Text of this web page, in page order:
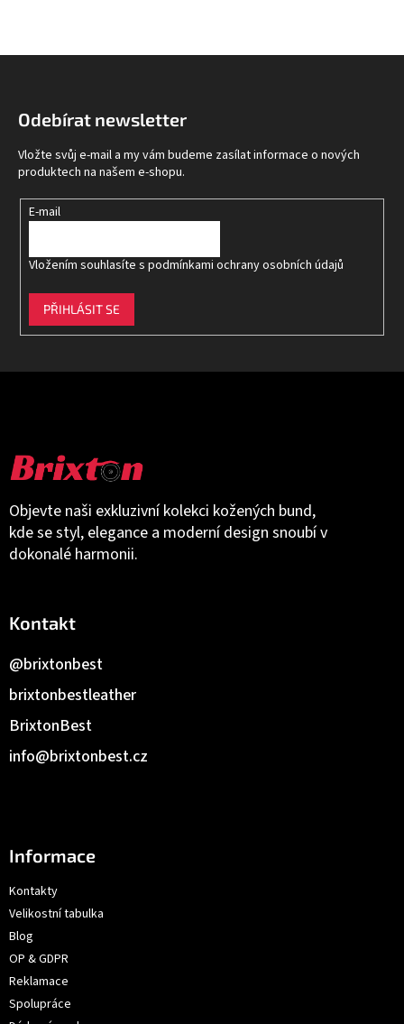
Objevte naši exkluzivní kolekci kožených bund,
kde se styl, elegance a moderní design snoubí v
dokonalé harmonii.
Kontakt
info@brixtonbest.cz
BrixtonBest
brixtonbestleather
@brixtonbest
Informace
Kontakty
Velikostní tabulka
Blog
OP & GDPR
Reklamace
Spolupráce
Odebírat newsletter
Vložte svůj e-mail a my vám budeme zasílat informace o nových
produktech na našem e-shopu.
E-mail
Vložením souhlasíte s podmínkami ochrany osobních údajů
PŘIHLÁSIT SE